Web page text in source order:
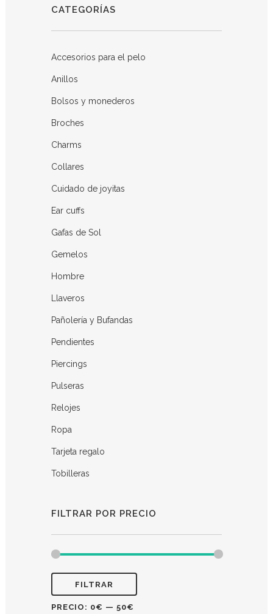
CATEGORÍAS
Accesorios para el pelo
Anillos
Bolsos y monederos
Broches
Charms
Collares
Cuidado de joyitas
Ear cuffs
Gafas de Sol
Gemelos
Hombre
Llaveros
Pañolería y Bufandas
Pendientes
Piercings
Pulseras
Relojes
Ropa
Tarjeta regalo
Tobilleras
FILTRAR POR PRECIO
FILTRAR
PRECIO: 0€ — 50€